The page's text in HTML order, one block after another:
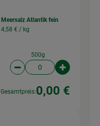
Meersalz Atlantik fein
4,58 € / kg
500g
Artikelanzahl
Gesamtpreis:0,00 €